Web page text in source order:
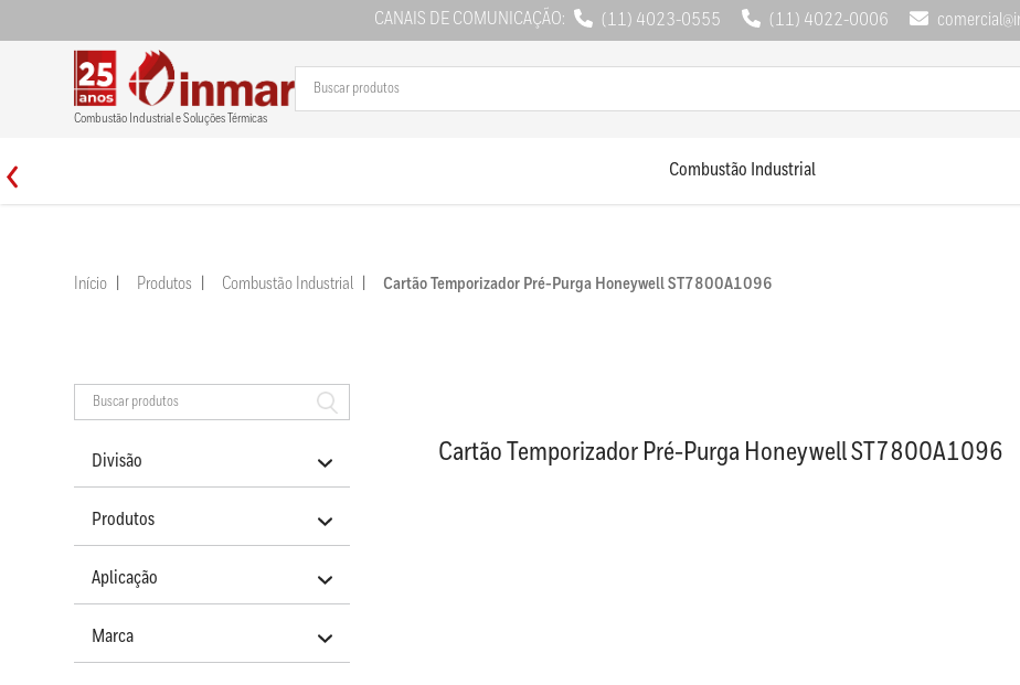
CANAIS DE COMUNICAÇÃO: (11) 4023-0555 (11) 4022-0006
Combustão Industrial e Soluções Térmicas
Combustão Industrial
Início Produtos Combustão Industrial Cartão Temporizador Pré-Purga Honeywell ST7800A1096
Divisão
Produtos
Aplicação
Marca
Cartão Temporizador Pré-Purga Honeywell ST7800A1096